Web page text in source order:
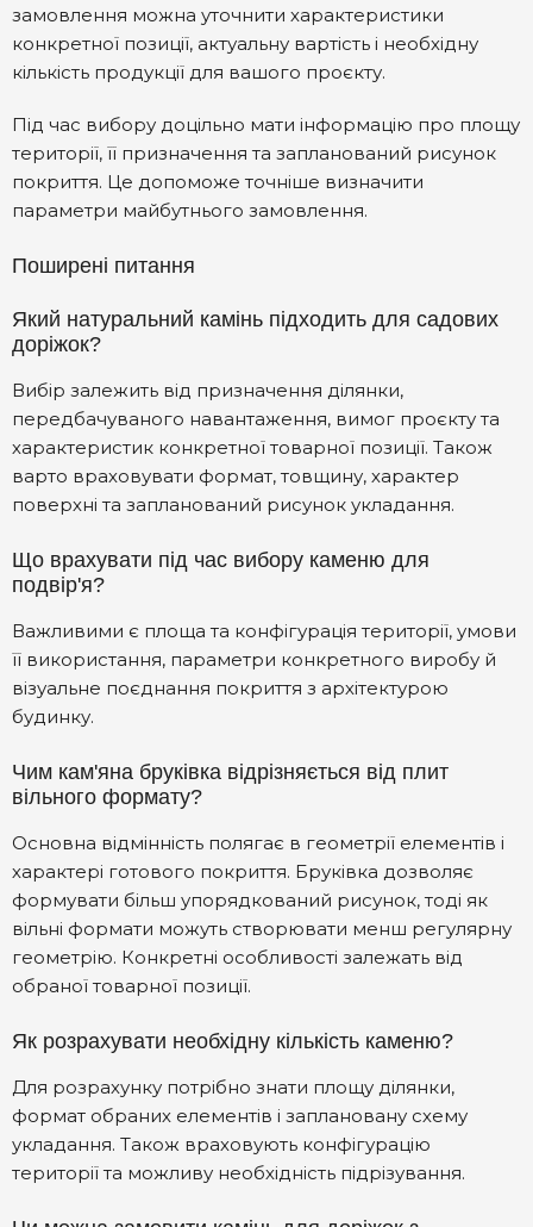
замовлення можна уточнити характеристики
конкретної позиції, актуальну вартість і необхідну
кількість продукції для вашого проєкту.
Під час вибору доцільно мати інформацію про площу
території, її призначення та запланований рисунок
покриття. Це допоможе точніше визначити
параметри майбутнього замовлення.
Поширені питання
Який натуральний камінь підходить для садових
доріжок?
Вибір залежить від призначення ділянки,
передбачуваного навантаження, вимог проєкту та
характеристик конкретної товарної позиції. Також
варто враховувати формат, товщину, характер
поверхні та запланований рисунок укладання.
Що врахувати під час вибору каменю для
подвір'я?
Важливими є площа та конфігурація території, умови
її використання, параметри конкретного виробу й
візуальне поєднання покриття з архітектурою
будинку.
Чим кам'яна бруківка відрізняється від плит
вільного формату?
Основна відмінність полягає в геометрії елементів і
характері готового покриття. Бруківка дозволяє
формувати більш упорядкований рисунок, тоді як
вільні формати можуть створювати менш регулярну
геометрію. Конкретні особливості залежать від
обраної товарної позиції.
Як розрахувати необхідну кількість каменю?
Для розрахунку потрібно знати площу ділянки,
формат обраних елементів і заплановану схему
укладання. Також враховують конфігурацію
території та можливу необхідність підрізування.